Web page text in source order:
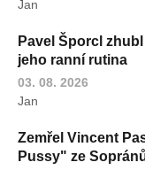
Jan
Pavel Šporcl
jeho ranní rutina
03. 08. 2026
Jan
Zemřel Vincent
Pussy" ze